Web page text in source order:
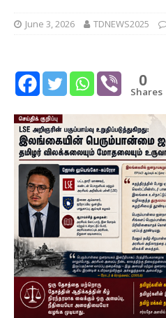
June 3, 2026 TDNEWS2025
0
Shares